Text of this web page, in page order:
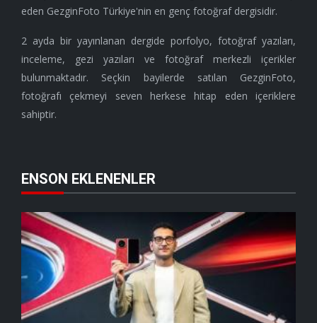
eden GezginFoto Türkiye'nin en genç fotoğraf dergisidir.
2 ayda bir yayınlanan dergide porfolyo, fotoğraf yazıları,
inceleme, gezi yazıları ve fotoğraf merkezli içerikler
bulunmaktadır. Seçkin bayilerde satılan GezginFoto,
fotoğrafı çekmeyi seven herkese hitap eden içeriklere
sahiptir.
ENSON EKLENENLER